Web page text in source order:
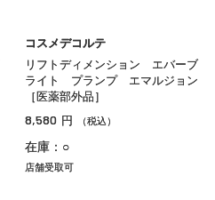
コスメデコルテ
リフトディメンション エバーブ
ライト プランプ エマルジョン
［医薬部外品］
8,580 円 （税込）
在庫：○
店舗受取可